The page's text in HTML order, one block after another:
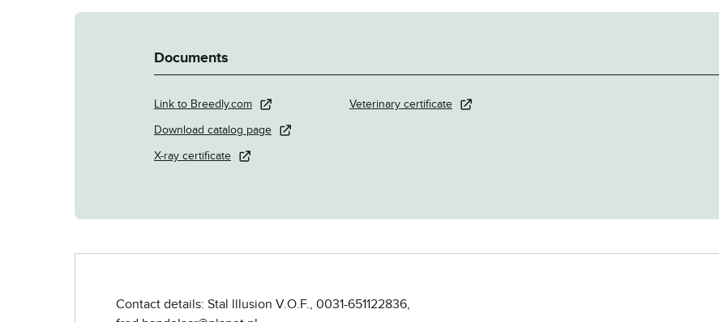
Documents
Link to Breedly.com
Download catalog page
X-ray certificate
Veterinary certificate
Contact details: Stal lllusion V.O.F., 0031-651122836,